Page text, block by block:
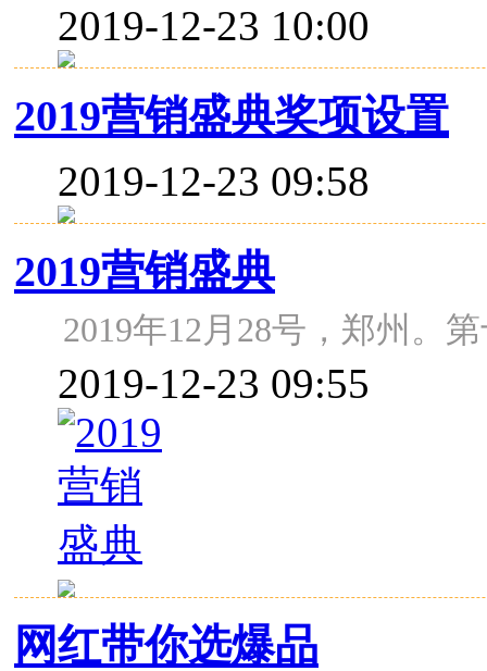
2019-12-23 10:00
2019营销盛典奖项设置
2019-12-23 09:58
2019营销盛典
2019年12月28号，郑州。
2019-12-23 09:55
网红带你选爆品